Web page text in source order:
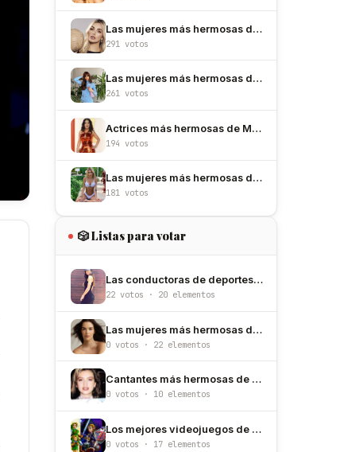
Las mujeres más hermosas de Colombia
291 votos
Las mujeres más hermosas de España
261 votos
Actrices más hermosas de México
194 votos
Las mujeres más hermosas de Argentina
181 votos
🎲 Listas para votar
Las conductoras de deportes más hermosas de México
22 votos · 20 elementos
Las mujeres más hermosas de Venezuela
0 votos · 22 elementos
Cantantes más hermosas de los 90
0 votos · 10 elementos
Los mejores videojuegos de todos los tiempos
0 votos · 17 elementos